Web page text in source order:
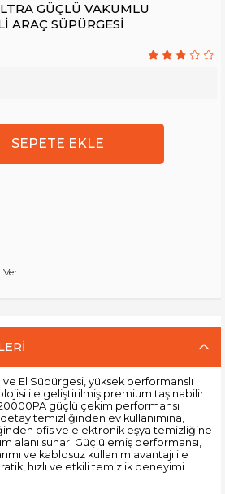
GÜÇLÜ VAKUMLU
ARAÇ SÜPÜRGESİ
El Süpürgesi, yüksek performanslı
ile geliştirilmiş premium taşınabilir
güçlü çekim performansı
temizliğinden ev kullanımına,
ofis ve elektronik eşya temizliğine
alanı sunar. Güçlü emiş performansı,
ve kablosuz kullanım avantajı ile
hızlı ve etkili temizlik deneyimi